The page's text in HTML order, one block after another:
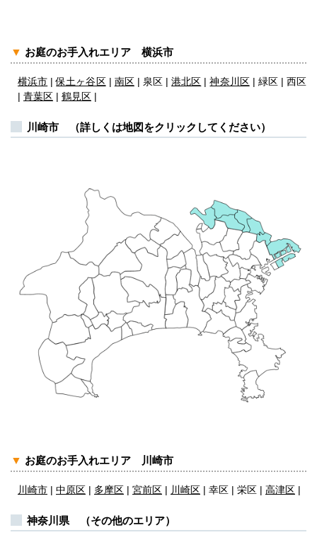
▼ お庭のお手入れエリア 横浜市
横浜市 |保土ヶ谷区| 南区| 泉区 |港北区 |神奈川区| 緑区 | 西区
| 青葉区 | 鶴見区 |
川崎市 （詳しくは地図をクリックしてください）
▼ お庭のお手入れエリア 川崎市
川崎市 | 中原区 | 多摩区 | 宮前区 | 川崎区 | 幸区 | 栄区 | 高津区 |
神奈川県 （その他のエリア）